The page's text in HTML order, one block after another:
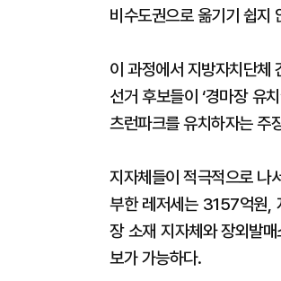
비수도권으로 옮기기 쉽지
이 과정에서 지방자치단체
선거 후보들이 ‘경마장 유
츠런파크를 유치하자는 주
지자체들이 적극적으로 나
부한 레저세는 3157억원,
장 소재 지자체와 장외발
보가 가능하다.